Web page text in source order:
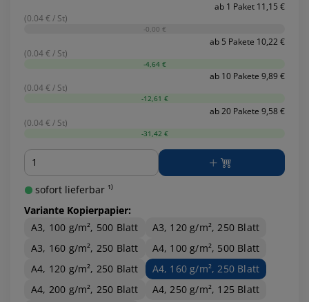
ab 1 Paket 11,15 €
(0.04 € / St)
-0,00 €
ab 5 Pakete 10,22 €
(0.04 € / St)
-4,64 €
ab 10 Pakete 9,89 €
(0.04 € / St)
-12,61 €
ab 20 Pakete 9,58 €
(0.04 € / St)
-31,42 €
Menge
sofort lieferbar ¹⁾
Variante Kopierpapier:
A3, 100 g/m², 500 Blatt
A3, 120 g/m², 250 Blatt
A3, 160 g/m², 250 Blatt
A4, 100 g/m², 500 Blatt
A4, 120 g/m², 250 Blatt
A4, 160 g/m², 250 Blatt
A4, 200 g/m², 250 Blatt
A4, 250 g/m², 125 Blatt